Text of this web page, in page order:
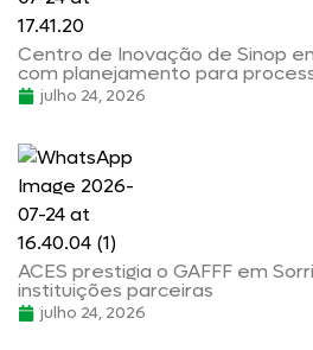
Centro de Inovação de Sinop
com planejamento para
julho 24, 2026
ACES prestigia o GAFFF em
instituições parceiras
julho 24, 2026